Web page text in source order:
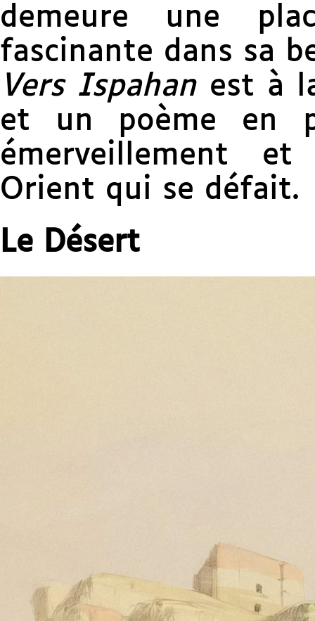
demeure une
fascinante dans sa
Vers Ispahanest à
et un poème en
émerveillement
Orient qui se défait.
Le Désert